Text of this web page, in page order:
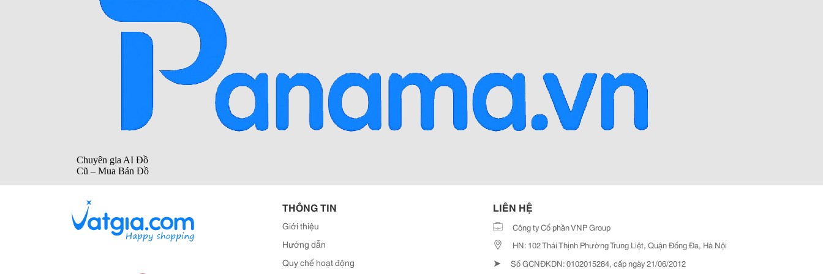
THÔNG TIN
Giới thiệu
Hướng dẫn
Quy chế hoạt động
LIÊN HỆ
Công ty Cổ phần VNP Group
HN: 102 Thái Thịnh Phường Trung Liệt, Quận Đống Đa, Hà Nội
➤ Số GCNĐKDN: 0102015284, cấp ngày 21/06/2012